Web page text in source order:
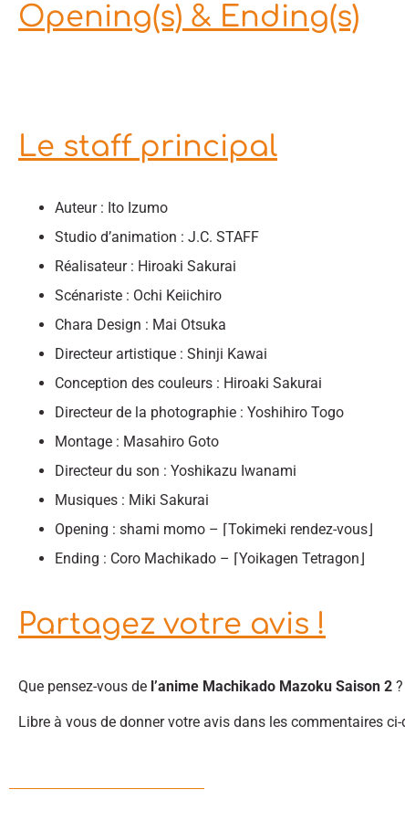
Opening(s) & Ending(s)
Le staff principal
Auteur : Ito Izumo
Studio d’animation : J.C. STAFF
Réalisateur : Hiroaki Sakurai
Scénariste : Ochi Keiichiro
Chara Design : Mai Otsuka
Directeur artistique : Shinji Kawai
Conception des couleurs : Hiroaki Sakurai
Directeur de la photographie : Yoshihiro Togo
Montage : Masahiro Goto
Directeur du son : Yoshikazu Iwanami
Musiques : Miki Sakurai
Opening : shami momo – ⌈Tokimeki rendez-vous⌋
Ending : Coro Machikado – ⌈Yoikagen Tetragon⌋
Partagez votre avis !
Que pensez-vous de l’anime Machikado Mazoku Saison 2 ?
Libre à vous de donner votre avis dans les commentaires ci-